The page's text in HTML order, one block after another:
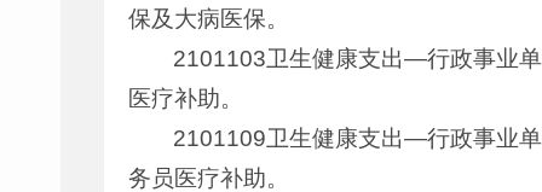
保及大病医保。
2101103卫生健康支出—行政事业
医疗补助。
2101109卫生健康支出—行政事业
务员医疗补助。